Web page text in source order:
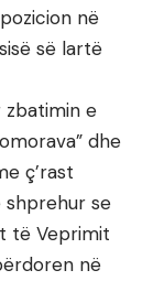
në
së lartë
zbatimin e
dhe
ç’rast
shprehur se
të Veprimit
në